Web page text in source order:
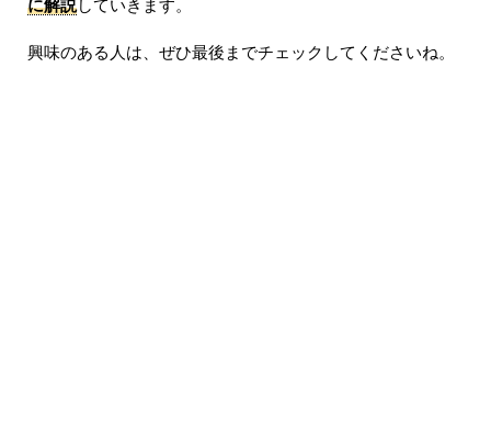
に解説していきます。
興味のある人は、ぜひ最後までチェックしてくださいね。